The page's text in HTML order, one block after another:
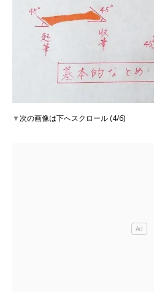
▼次の画像は下へスクロール (4/6)